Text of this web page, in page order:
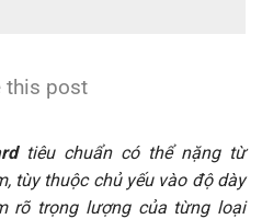
this post
tiêu chuẩn có thể nặng từ
tùy thuộc chủ yếu vào độ dày
rõ trọng lượng của từng loại